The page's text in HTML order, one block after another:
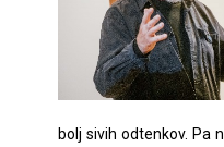
bolj sivih odtenkov. Pa